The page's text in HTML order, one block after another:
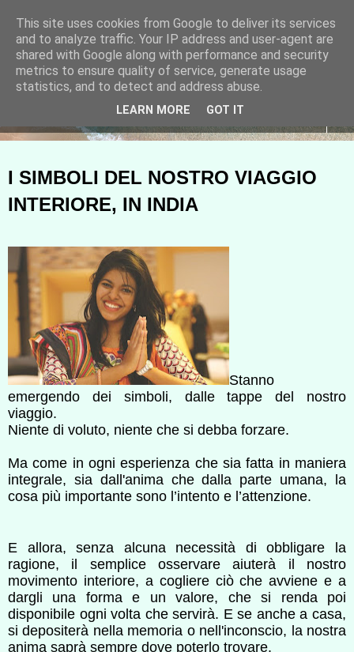
ANIMA ANTICA viaggia con
me
I SIMBOLI DEL NOSTRO VIAGGIO
INTERIORE, IN INDIA
Stanno
emergendo dei simboli, dalle tappe del nostro
viaggio.
Niente di voluto, niente che si debba forzare.
Ma come in ogni esperienza che sia fatta in maniera
integrale, sia dall'anima che dalla parte umana, la
cosa più importante sono l’intento e l’attenzione.
E allora, senza alcuna necessità di obbligare la
ragione, il semplice osservare aiuterà il nostro
movimento interiore, a cogliere ciò che avviene e a
dargli una forma e un valore, che si renda poi
disponibile ogni volta che servirà. E se anche a casa,
si depositerà nella memoria o nell'inconscio, la nostra
anima saprà sempre dove poterlo trovare.
This site uses cookies from Google to deliver its services
and to analyze traffic. Your IP address and user-agent are
shared with Google along with performance and security
metrics to ensure quality of service, generate usage
statistics, and to detect and address abuse.
LEARN MORE GOT IT